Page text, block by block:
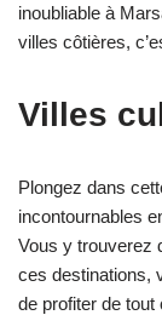
inoubliable à
villes côtières,
Villes
Plongez dans
incontournables
Vous y trouverez
ces destinations,
de profiter de tout